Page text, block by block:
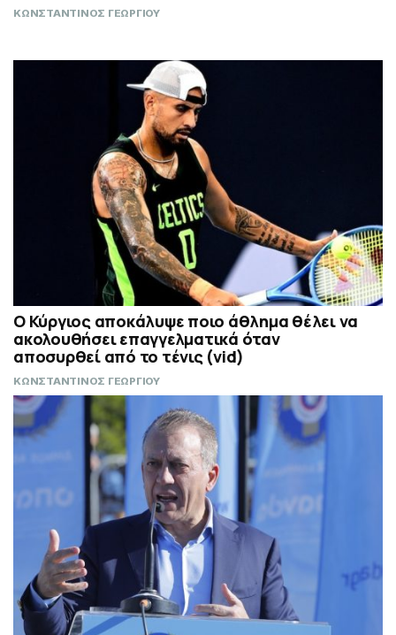
ΚΩΝΣΤΑΝΤΙΝΟΣ ΓΕΩΡΓΙΟΥ
Ο Κύργιος αποκάλυψε ποιο άθλημα θέλει να
ακολουθήσει επαγγελματικά όταν
αποσυρθεί από το τένις (vid)
ΚΩΝΣΤΑΝΤΙΝΟΣ ΓΕΩΡΓΙΟΥ